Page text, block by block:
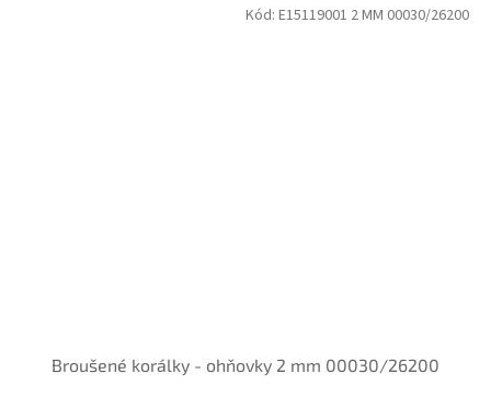
Broušené korálky - ohňovky 2 mm 00030/26200
Kód: E15119001 2 MM 00030/26200